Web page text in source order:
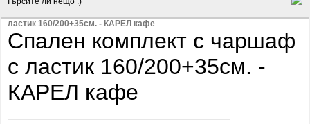
ластик 160/200+35см. - КАРЕЛ кафе
Спален комплект с чаршаф
с ластик 160/200+35см. -
КАРЕЛ кафе